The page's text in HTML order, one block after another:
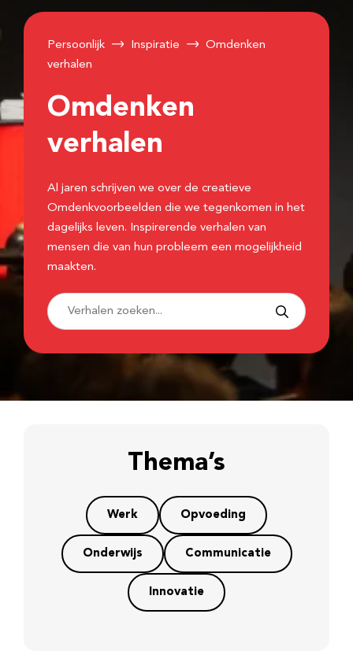
Persoonlijk Inspiratie
Omdenken
verhalen
Omdenken
verhalen
Al jaren schrijven we over de creatieve
Omdenkvoorbeelden die we tegenkomen in het
dagelijks leven. Inspirerende verhalen van
mensen die van hun probleem een mogelijkheid
maakten.
Thema’s
Werk Opvoeding
Onderwijs Communicatie
Innovatie